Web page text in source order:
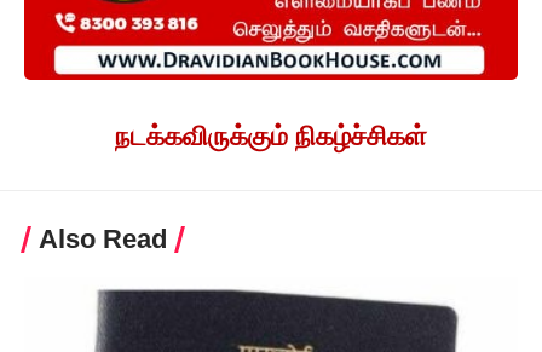
நடக்கவிருக்கும் நிகழ்ச்சிகள்
Also Read